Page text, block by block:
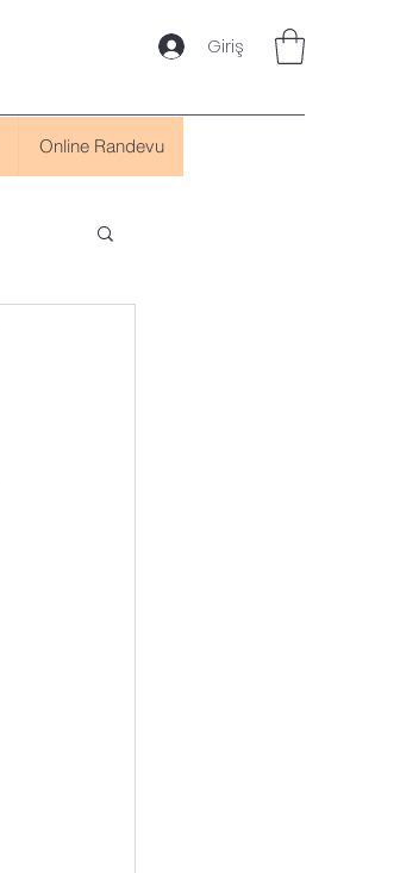
Giriş
Online Randevu